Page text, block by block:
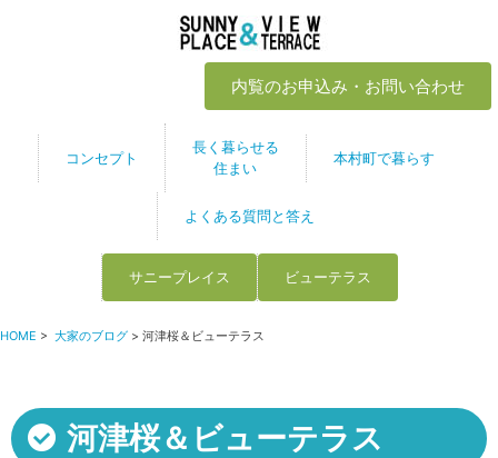
内覧のお申込み・お問い合わせ
コンセプト
長く暮らせる
住まい
本村町で暮らす
よくある質問と答え
サニープレイス ビューテラス
HOME > 大家のブログ > 河津桜＆ビューテラス
河津桜＆ビューテラス